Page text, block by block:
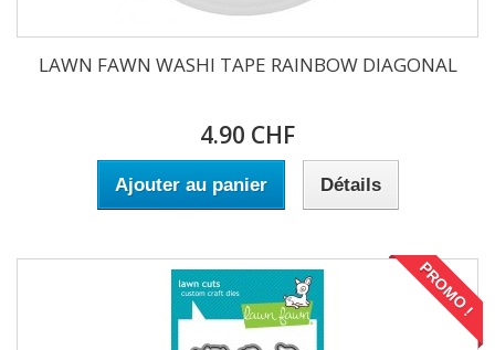
LAWN FAWN WASHI TAPE RAINBOW DIAGONAL
4.90 CHF
Ajouter au panier Détails
PROMO !